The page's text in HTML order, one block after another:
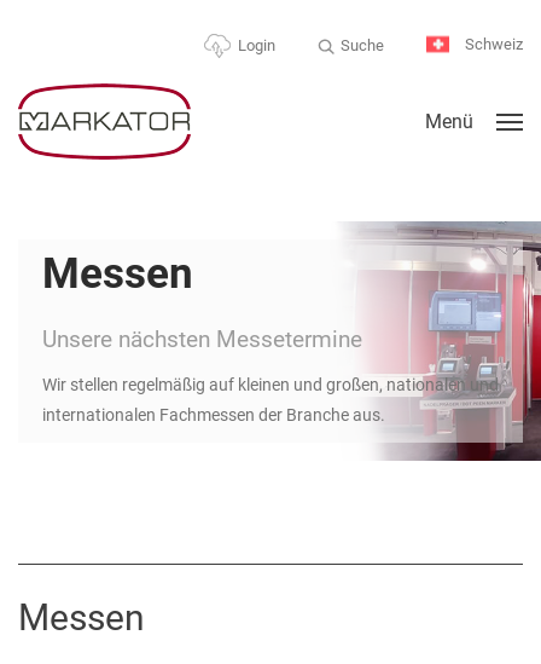
Login Suche Schweiz
Menü
Messen
Unsere nächsten Messetermine
Wir stellen regelmäßig auf kleinen und großen, nationalen und
internationalen Fachmessen der Branche aus.
Messen